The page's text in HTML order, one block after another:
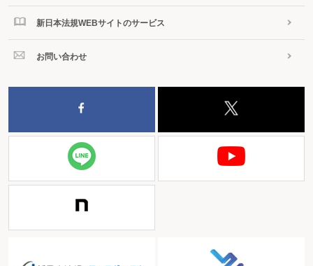
簿外報酬が外注費として処理されていたとしても、当該費用の所得
役務の提供に対して行われたのかを判断すべきであると指摘。本件
員が支払われていること、②Xは、法人Yの実質的な主宰者として、
法人Yにおいて取引先の獲得に中心的な役割を果たしていたととも
に、③人事、経理、業務運営等、経営の全般において重要な判断を
行うなどの業務を担っていたものであることからすれば、法人Yか
らXに対して支払われた毎月定額の金員は、法人Yの実質的な主宰者
であるXに対する上記の業務の対価、すなわち給与（役員報酬）で
あったと認められるとした。
なお、審判所による認定事実は、
【表1】審判所の認定事実
① 請求人Xは、法人Yを設立し、自らの営業活動等により法人Yの事業規
新日本法規WEBサイトのサービス
お問い合わせ